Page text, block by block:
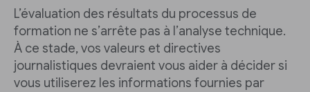
L’évaluation des résultats du processus de
formation ne s’arrête pas à l’analyse technique.
À ce stade, vos valeurs et directives
journalistiques devraient vous aider à décider si
vous utiliserez les informations fournies par